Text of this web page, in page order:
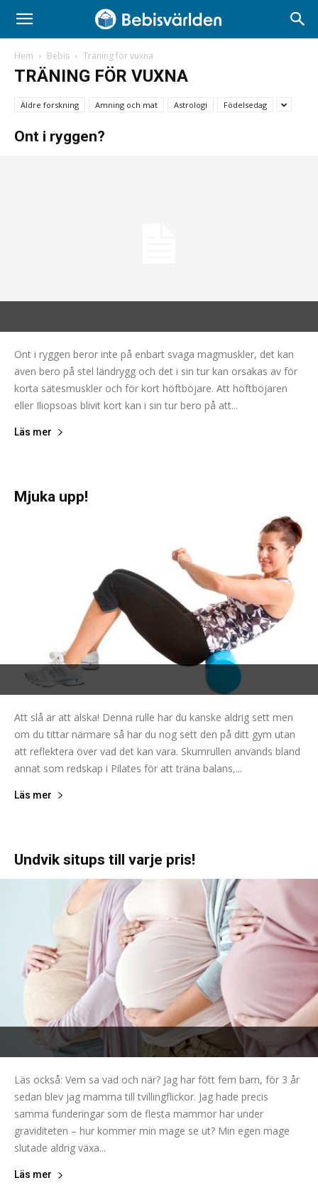
Hem Bebis Träning för vuxna
TRÄNING FÖR VUXNA
Äldre forskning Amning och mat Astrologi Födelsedag
Ont i ryggen?
Ont i ryggen beror inte på enbart svaga magmuskler, det kan
även bero på stel ländrygg och det i sin tur kan orsakas av för
korta sätesmuskler och för kort höftböjare. Att höftböjaren
eller Iliopsoas blivit kort kan i sin tur bero på att...
Läs mer
Mjuka upp!
Att slå är att älska! Denna rulle har du kanske aldrig sett men
om du tittar närmare så har du nog sett den på ditt gym utan
att reflektera över vad det kan vara. Skumrullen används bland
annat som redskap i Pilates för att träna balans,...
Läs mer
Undvik situps till varje pris!
Läs också: Vem sa vad och när? Jag har fött fem barn, för 3 år
sedan blev jag mamma till tvillingflickor. Jag hade precis
samma funderingar som de flesta mammor har under
graviditeten – hur kommer min mage se ut? Min egen mage
slutade aldrig växa...
Läs mer